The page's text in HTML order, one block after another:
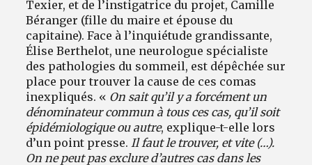
Texier, et de l’instigatrice du projet, Camille
Béranger (fille du maire et épouse du
capitaine). Face à l’inquiétude grandissante,
Élise Berthelot, une neurologue spécialiste
des pathologies du sommeil, est dépêchée sur
place pour trouver la cause de ces comas
inexpliqués. « On sait qu’il y a forcément un
dénominateur commun à tous ces cas, qu’il soit
épidémiologique ou autre, explique-t-elle lors
d’un point presse. Il faut le trouver, et vite (…).
On ne peut pas exclure d’autres cas dans les